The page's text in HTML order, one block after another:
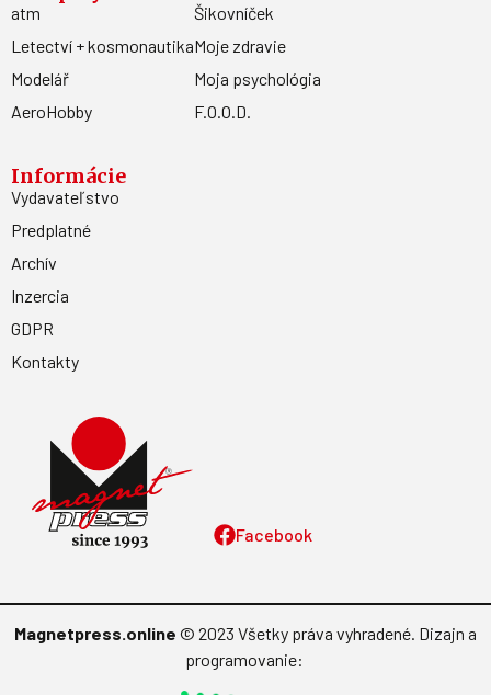
Facebook
atm
Letectví + kosmonautika
Modelář
AeroHobby
Šikovníček
Moje zdravie
Moja psychológia
F.O.O.D.
Informácie
Vydavateľstvo
Predplatné
Archív
Inzercia
GDPR
Kontakty
Magnetpress.online © 2023 Všetky práva vyhradené. Dizajn a
programovanie: